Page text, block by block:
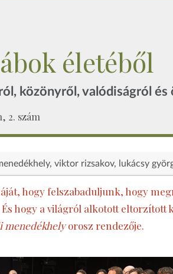
életéből
közönyről, valódiságról és
2. szám
viktor rizsakov lukácsy
hogy felszabaduljunk, hogy
hogy a világról alkotott eltorzított
menedékhelyorosz rendezője.